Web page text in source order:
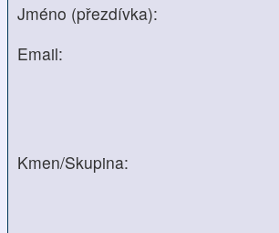
Jméno (přezdívka):
Email:
Kmen/Skupina: